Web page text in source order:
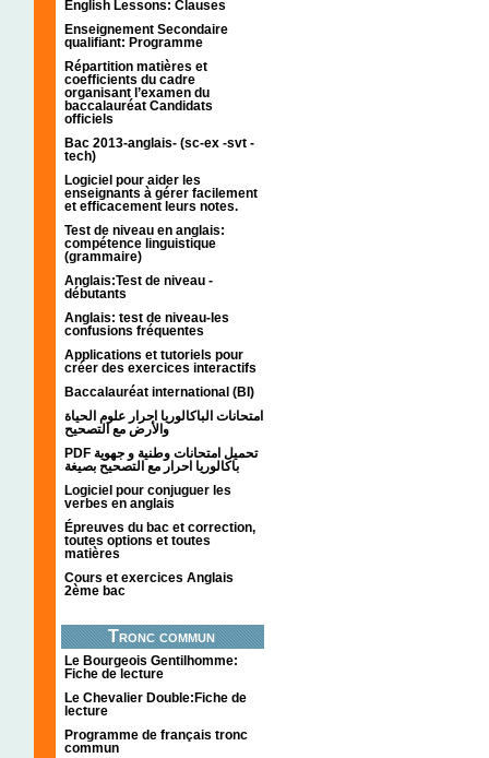
English Lessons: Clauses
Enseignement Secondaire
qualifiant: Programme
Répartition matières et
coefficients du cadre
organisant l’examen du
baccalauréat Candidats
officiels
Bac 2013-anglais- (sc-ex -svt -
tech)
Logiciel pour aider les
enseignants à gérer facilement
et efficacement leurs notes.
Test de niveau en anglais:
compétence linguistique
(grammaire)
Anglais:Test de niveau -
débutants
Anglais: test de niveau-les
confusions fréquentes
Applications et tutoriels pour
créer des exercices interactifs
Baccalauréat international (BI)
امتحانات الباكالوريا احرار علوم الحياة
والأرض مع التصحيح
PDF تحميل امتحانات وطنية و جهوية
باكالوريا احرار مع التصحيح بصيغة
Logiciel pour conjuguer les
verbes en anglais
Épreuves du bac et correction,
toutes options et toutes
matières
Cours et exercices Anglais
2ème bac
Tronc commun
Le Bourgeois Gentilhomme:
Fiche de lecture
Le Chevalier Double:Fiche de
lecture
Programme de français tronc
commun